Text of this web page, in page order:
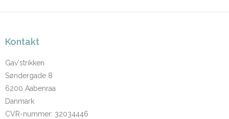
Kontakt
Gav'strikken
Søndergade 8
6200 Aabenraa
Danmark
CVR-nummer: 32034446